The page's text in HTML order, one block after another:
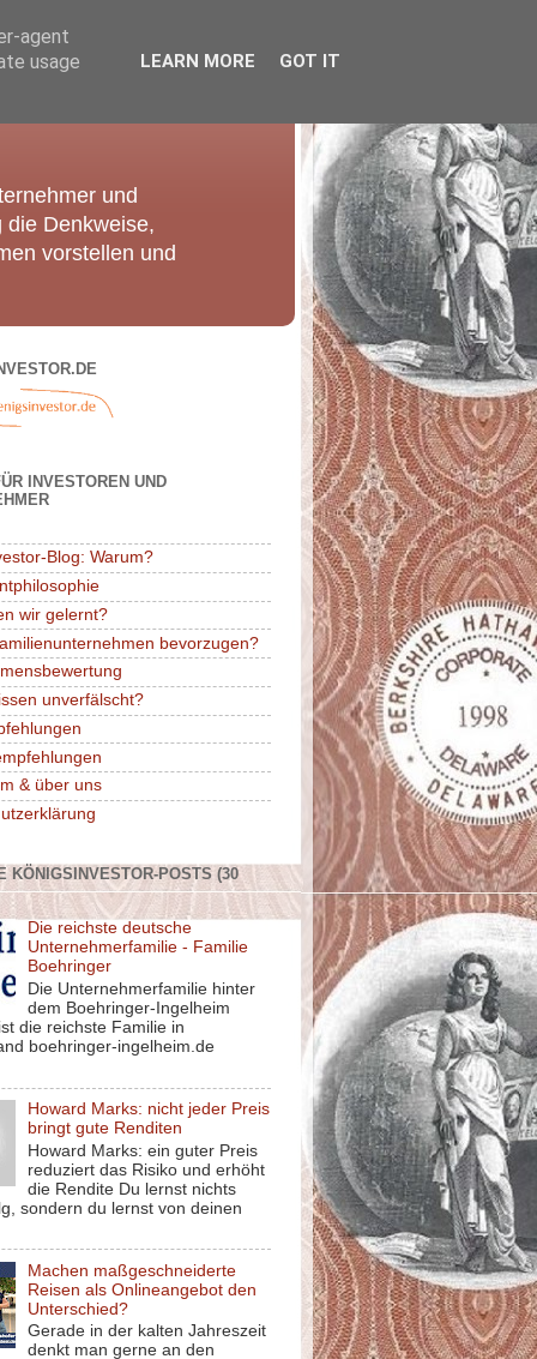
und
die Denkweise,
vorstellen und
INVESTOREN UND
Blog: Warum?
wir gelernt?
bevorzugen?
unverfälscht?
& über uns
KÖNIGSINVESTOR-POSTS (30
Die reichste deutsche
Unternehmerfamilie - Familie
Boehringer
Die Unternehmerfamilie hinter
dem Boehringer-Ingelheim
die reichste Familie in
boehringer-ingelheim.de
Howard Marks: nicht jeder Preis
bringt gute Renditen
Howard Marks: ein guter Preis
reduziert das Risiko und erhöht
die Rendite Du lernst nichts
sondern du lernst von deinen
Machen maßgeschneiderte
Reisen als Onlineangebot den
Unterschied?
Gerade in der kalten Jahreszeit
denkt man gerne an den
agent
usage
LEARN MORE GOT IT